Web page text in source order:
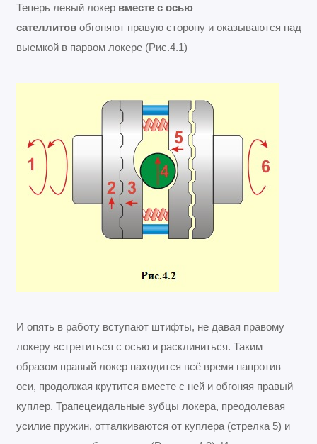
Теперь левый локер вместе с осью
сателлитов обгоняют правую сторону и оказываются над
выемкой в парвом локере (Рис.4.1)
И опять в работу вступают штифты, не давая правому
локеру встретиться с осью и расклиниться. Таким
образом правый локер находится всё время напротив
оси, продолжая крутится вместе с ней и обгоняя правый
куплер. Трапецеидальные зубцы локера, преодолевая
усилие пружин, отталкиваются от куплера (стрелка 5) и